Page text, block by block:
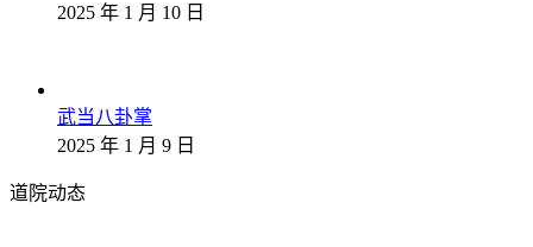
2025 年 1 月 10 日
武当八卦掌
2025 年 1 月 9 日
道院动态